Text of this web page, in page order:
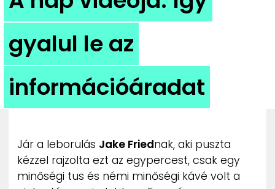
DIZÁJN
DIVAT
HIP
UTCA
gyalul le az
információáradat
Jár a leborulás Jake Friednak, aki puszta
kézzel rajzolta ezt az egypercest, csak egy
minőségi tus és némi minőségi kávé volt a